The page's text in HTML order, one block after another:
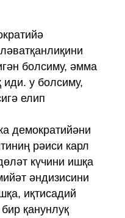
болсиму, әмма
иди. у болсиму,
елип
демократийәни
рәиси карл
күчини ишқа
әндизисини
иқтисадий
қанунлуқ